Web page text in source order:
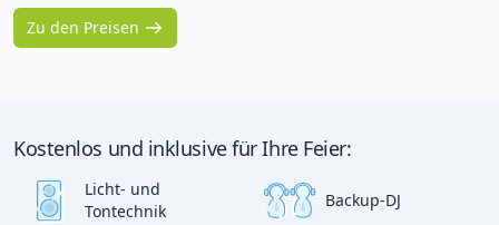
Zu den Preisen
Kostenlos und inklusive für Ihre Feier:
Licht- und
Tontechnik
Backup-DJ